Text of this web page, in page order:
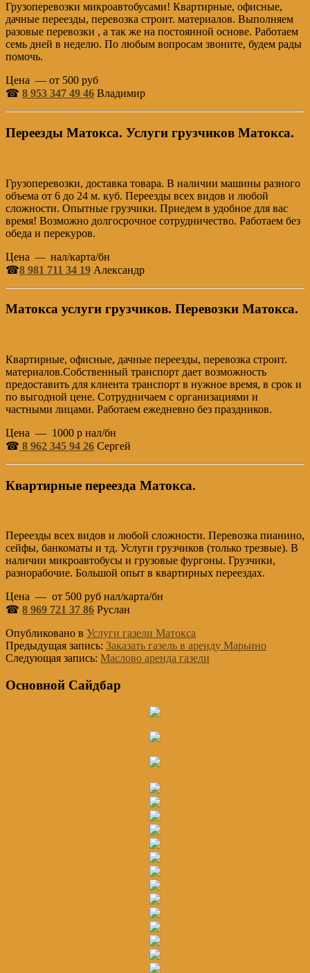
Грузоперевозки микроавтобусами! Квартирные, офисные,
дачные переезды, перевозка строит. материалов. Выполняем
разовые перевозки , а так же на постоянной основе. Работаем
семь дней в неделю. По любым вопросам звоните, будем рады
помочь.
Цена — от 500 руб
☎ 8 953 347 49 46 Владимир
Переезды Матокса. Услуги грузчиков Матокса.
Грузоперевозки, доставка товара. В наличии машины разного
объема от 6 до 24 м. куб. Переезды всех видов и любой
сложности. Опытные грузчики. Приедем в удобное для вас
время! Возможно долгосрочное сотрудничество. Работаем без
обеда и перекуров.
Цена — нал/карта/бн
☎8 981 711 34 19 Александр
Матокса услуги грузчиков. Перевозки Матокса.
Квартирные, офисные, дачные переезды, перевозка строит.
материалов.Собственный транспорт дает возможность
предоставить для клиента транспорт в нужное время, в срок и
по выгодной цене. Сотрудничаем с организациями и
частными лицами. Работаем ежедневно без праздников.
Цена — 1000 р нал/бн
☎ 8 962 345 94 26 Сергей
Квартирные переезда Матокса.
Переезды всех видов и любой сложности. Перевозка пианино,
сейфы, банкоматы и тд. Услуги грузчиков (только трезвые). В
наличии микроавтобусы и грузовые фургоны. Грузчики,
разнорабочие. Большой опыт в квартирных переездах.
Цена — от 500 руб нал/карта/бн
☎ 8 969 721 37 86 Руслан
Опубликовано в Услуги газели Матокса
Предыдущая запись: Заказать газель в аренду Марьино
Следующая запись: Маслово аренда газели
Основной Сайдбар